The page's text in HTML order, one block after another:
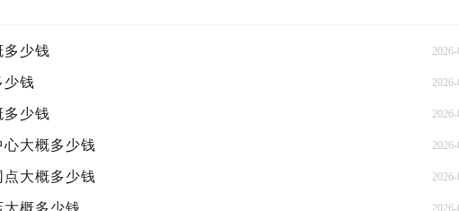
多少钱 2026-
少钱 2026-
多少钱 2026-
大概多少钱 2026-
大概多少钱 2026-
概多少钱 2026-